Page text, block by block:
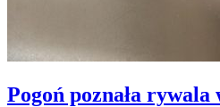
Pogoń poznała